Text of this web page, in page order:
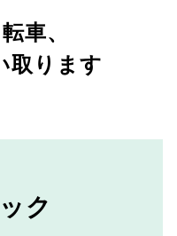
車、
取ります
ク